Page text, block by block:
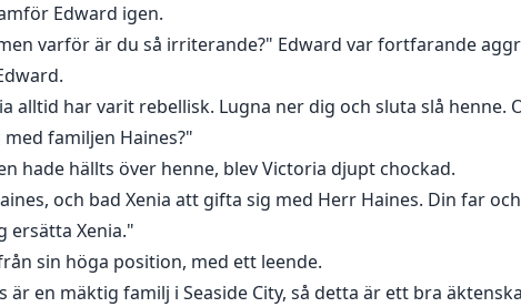
Edward igen.
varför är du så irriterande?" Edward var fortfarande
alltid har varit rebellisk. Lugna ner dig och sluta slå henne.
familjen Haines?"
hade hällts över henne, blev Victoria djupt chockad.
och bad Xenia att gifta sig med Herr Haines. Din far
ersätta Xenia."
sin höga position, med ett leende.
är en mäktig familj i Seaside City, så detta är ett bra